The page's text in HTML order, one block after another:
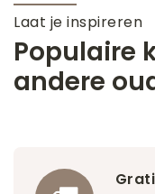
Laat je inspireren
Populaire
andere